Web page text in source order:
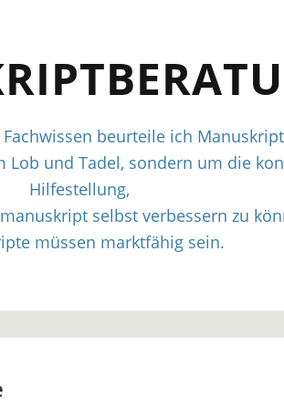
beurteile ich
Lob und Tadel, sondern um die
Hilfestellung,
selbst verbessern zu
müssen marktfähig sein.